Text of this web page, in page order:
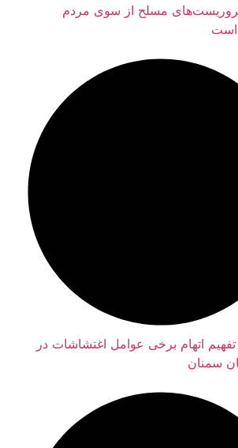
مسلح از سوی مردم
است
اتهام برخی عوامل اغتشاشات در
سمنان